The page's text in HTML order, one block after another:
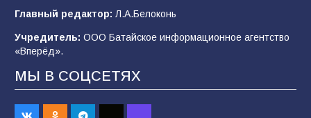
В Батайске продолжаются дорожные работы
99 04.08.2026
Будет ли мобилизация в России в 2026 году
после выборов: в Госдуме дали ответ
Главный редактор: Л.А.Белоконь
Учредитель: ООО Батайское информационное агентство
«Вперёд».
МЫ В СОЦСЕТЯХ